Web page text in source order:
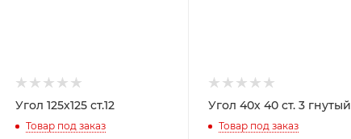
Угол 125х125 ст.12
Товар под заказ
Угол 40х 40 ст. 3 гнутый
Товар под заказ